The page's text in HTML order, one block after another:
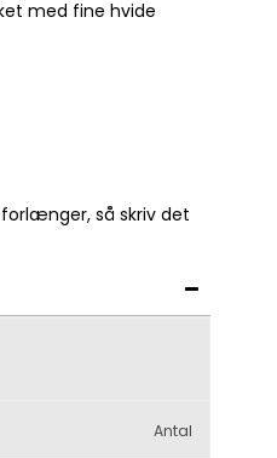
med fine hvide
så skriv det
Antal